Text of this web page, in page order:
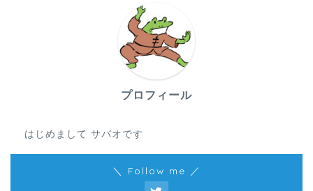
プロフィール
はじめまして サバオです
＼ Follow me ／